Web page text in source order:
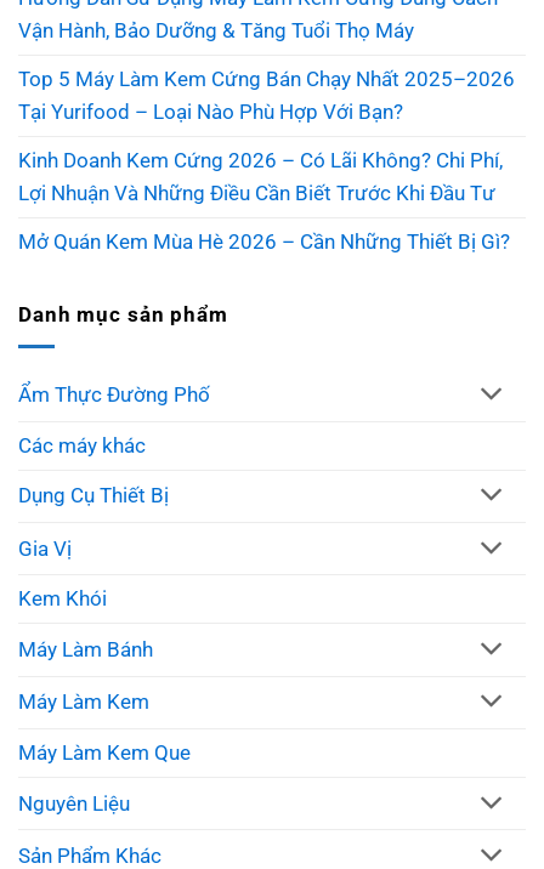
Vận Hành, Bảo Dưỡng & Tăng Tuổi Thọ Máy
Top 5 Máy Làm Kem Cứng Bán Chạy Nhất 2025–2026
Tại Yurifood – Loại Nào Phù Hợp Với Bạn?
Kinh Doanh Kem Cứng 2026 – Có Lãi Không? Chi Phí,
Lợi Nhuận Và Những Điều Cần Biết Trước Khi Đầu Tư
Mở Quán Kem Mùa Hè 2026 – Cần Những Thiết Bị Gì?
Danh mục sản phẩm
Ẩm Thực Đường Phố
Các máy khác
Dụng Cụ Thiết Bị
Gia Vị
Kem Khói
Máy Làm Bánh
Máy Làm Kem
Máy Làm Kem Que
Nguyên Liệu
Sản Phẩm Khác